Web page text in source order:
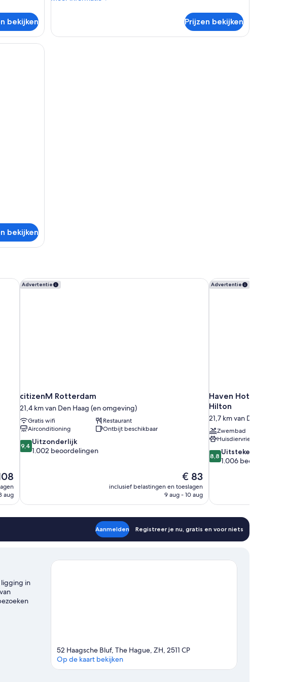
bekijken Prijzen bekijken
bekijken
aug
Advertentie
citizenM Rotterdam
21,4 km van Den Haag (en omgeving)
Gratis wifi
Restaurant
Airconditioning
Ontbijt beschikbaar
9.4
van
9,4 Uitzonderlijk
1.002 beoordelingen
De
prijs
is
€ 83
inclusief belastingen en toeslagen
9 aug - 10 aug
citizenM Rotterdam Advertentie
Haven Hotel
Hilton
21,7 km van Den Haag
Zwembad
Huisdiervriendelijk
8.8
van
beoordelingen
8,8 Uitstekend
1.006
Haven Hotel
Aanmelden Registreer je nu, gratis en voor niets
ligging in
52 Haagsche Bluf, The Hague, ZH, 2511 CP
Op de kaart bekijken